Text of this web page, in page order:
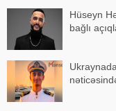
Hüseyn
bağlı